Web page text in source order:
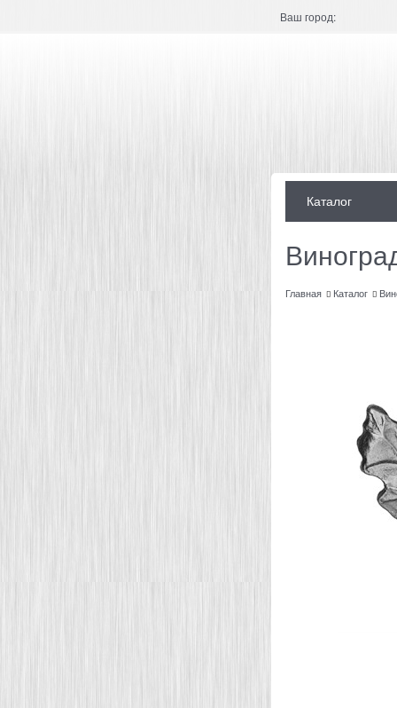
Ваш город:
Каталог
Главная Каталог